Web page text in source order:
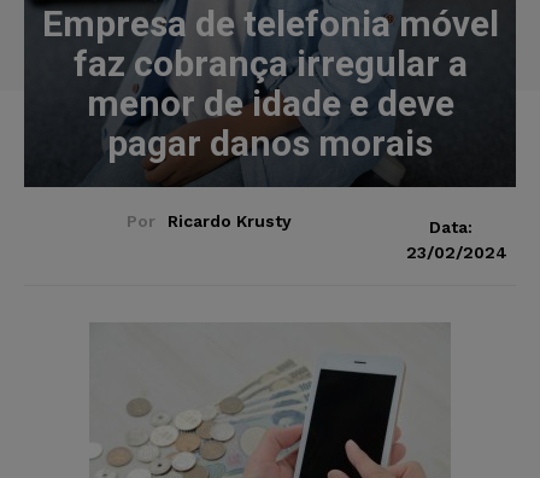
Empresa de telefonia móvel
faz cobrança irregular a
menor de idade e deve
pagar danos morais
Por Ricardo Krusty
Data:
23/02/2024